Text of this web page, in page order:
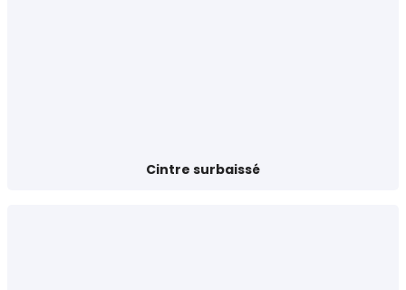
Cintre surbaissé